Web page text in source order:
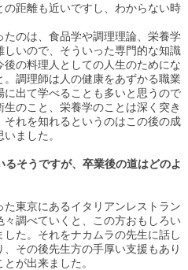
距離も近いですし、わからない時
のは、食品学や調理理論、栄養学
いので、そういった専門的な知識
の料理人としての人生のためにな
調理師は人の健康をあずかる職業
出て学べることも多いと思うので
のこと、栄養学のことは深く突き
れを知れるというのはこの後の成
ました。
そうですが、卒業後の道はどのよ
東京にあるイタリアンレストラン
調べていくと、この方おもしろい
た。それをナカムラの先生に話し
その後先生方の手厚い支援もあり
が出来ました。